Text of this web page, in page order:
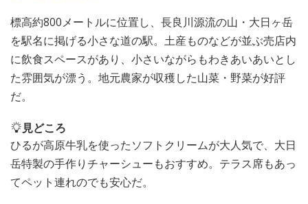
標高約800メートルに位置し、長良川源流の山・大日ヶ岳
を駅名に掲げる小さな道の駅。土産ものなどが並ぶ売店内
に飲食スペースがあり、小さいながらもわきあいあいとし
た雰囲気が漂う。地元農家が収穫した山菜・野菜が好評
だ。
見どころ
ひるが高原牛乳を使ったソフトクリームが大人気で、大日
岳特製の手作りチャーシューもおすすめ。テラス席もあっ
てペット連れのでも安心だ。